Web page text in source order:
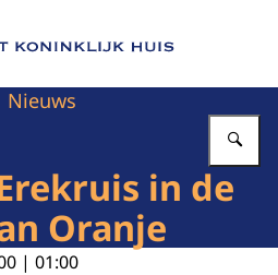
van Het Koninklijk Huis
Nieuws
in de
Oranje
| 01:00